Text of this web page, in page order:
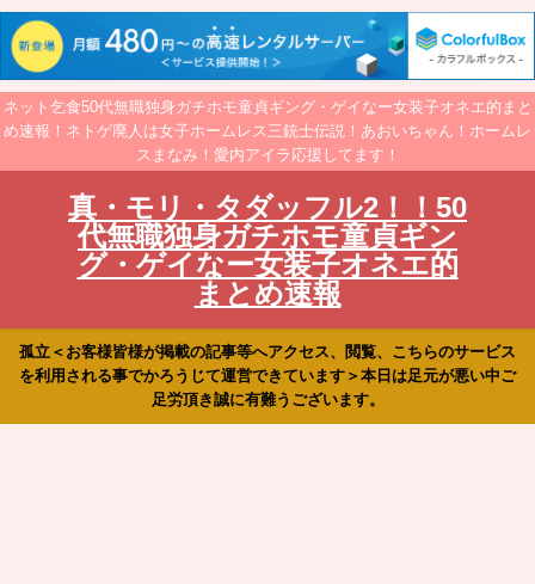
ネット乞食50代無職独身ガチホモ童貞ギング・ゲイなー女装子オネエ的まと
め速報！ネトゲ廃人は女子ホームレス三銃士伝説！あおいちゃん！ホームレ
スまなみ！愛内アイラ応援してます！
真・モリ・タダッフル2！！50
代無職独身ガチホモ童貞ギン
グ・ゲイなー女装子オネエ的
まとめ速報
孤立＜お客様皆様が掲載の記事等へアクセス、閲覧、こちらのサービス
を利用される事でかろうじて運営できています＞本日は足元が悪い中ご
足労頂き誠に有難うございます。